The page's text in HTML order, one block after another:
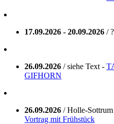
17.09.2026 - 20.09.2026 /
26.09.2026 / siehe Text -
GIFHORN
26.09.2026 / Holle-
Vortrag mit Frühstück